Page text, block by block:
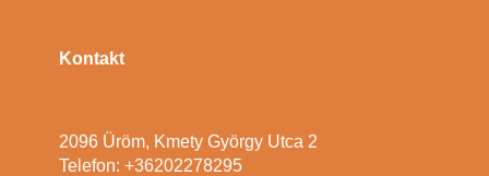
Kontakt
2096 Üröm, Kmety György Utca 2
Telefon: +36202278295